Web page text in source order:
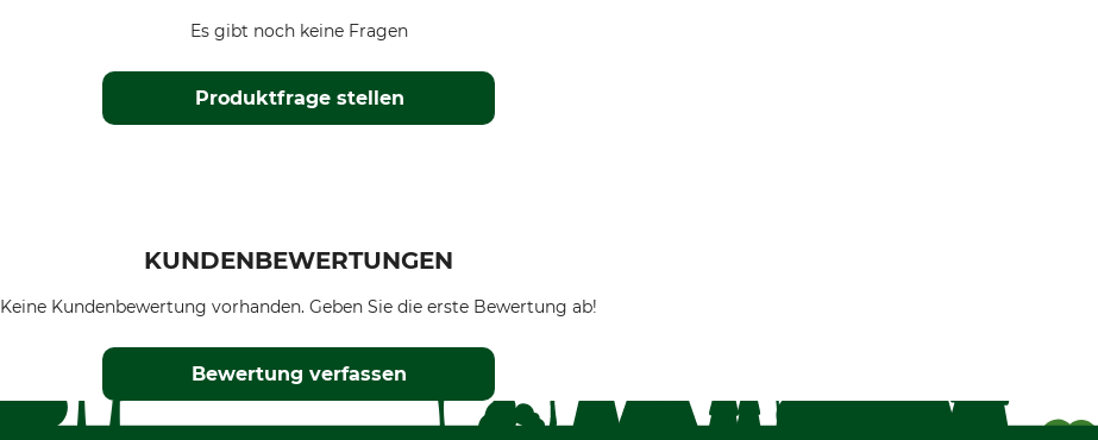
Produktfrage stellen
Es gibt noch keine Fragen
KUNDENBEWERTUNGEN
Keine Kundenbewertung vorhanden. Geben Sie die erste Bewertung ab!
Bewertung verfassen